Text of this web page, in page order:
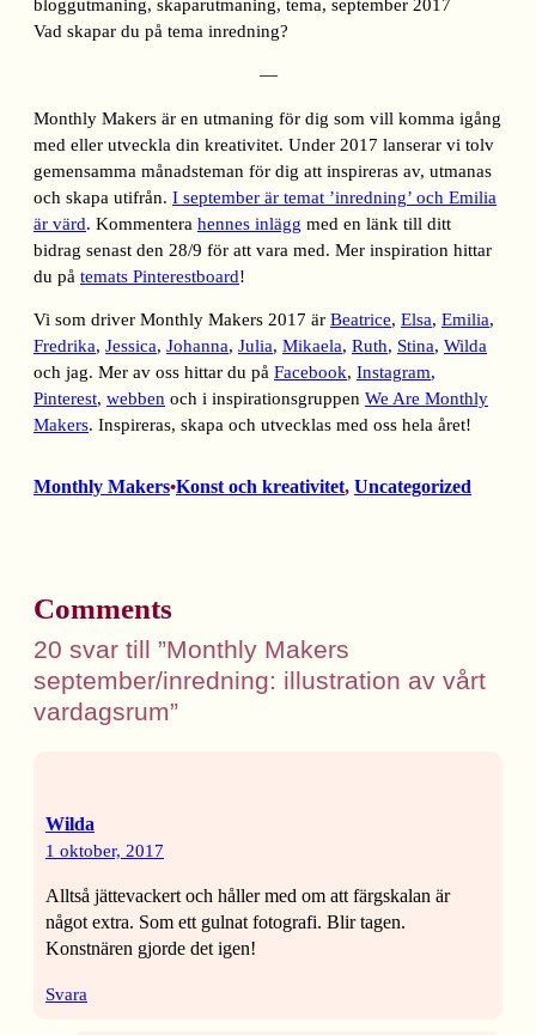
Vad skapar du på tema inredning?
—
Monthly Makers är en utmaning för dig som vill komma igång
med eller utveckla din kreativitet. Under 2017 lanserar vi tolv
gemensamma månadsteman för dig att inspireras av, utmanas
och skapa utifrån. I september är temat ’inredning’ och Emilia
är värd. Kommentera hennes inlägg med en länk till ditt
bidrag senast den 28/9 för att vara med. Mer inspiration hittar
du på temats Pinterestboard!
Vi som driver Monthly Makers 2017 är Beatrice, Elsa, Emilia,
Fredrika, Jessica, Johanna, Julia, Mikaela, Ruth, Stina, Wilda
och jag. Mer av oss hittar du på Facebook, Instagram,
Pinterest, webben och i inspirationsgruppen We Are Monthly
Makers. Inspireras, skapa och utvecklas med oss hela året!
Monthly Makers•Konst och kreativitet, Uncategorized
Comments
20 svar till ”Monthly Makers
september/inredning: illustration av vårt
vardagsrum”
Wilda
1 oktober, 2017
Alltså jättevackert och håller med om att färgskalan är
något extra. Som ett gulnat fotografi. Blir tagen.
Konstnären gjorde det igen!
Svara